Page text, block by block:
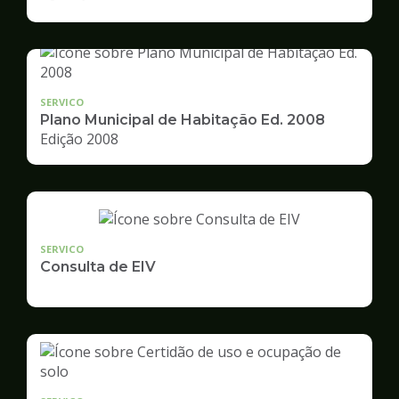
Desenvolvimento
Urbano
SERVICO
Plano Municipal de Habitação Ed. 2008
Edição 2008
SERVICO
Consulta de EIV